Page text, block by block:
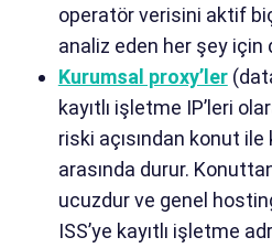
operatör verisini aktif
analiz eden her şey için
Kurumsal proxy’ler
kayıtlı işletme IP’leri
riski açısından konut
arasında durur.
ucuzdur ve genel
ISS’ye kayıtlı işletme